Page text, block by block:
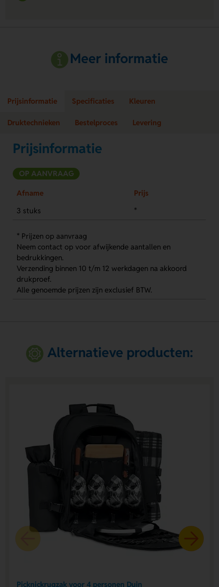
Meer informatie
Prijsinformatie Specificaties Kleuren
Druktechnieken Bestelproces Levering
Prijsinformatie
OP AANVRAAG
Afname
Prijs
3 stuks
*
* Prijzen op aanvraag
Neem contact op voor afwijkende aantallen en
bedrukkingen.
Verzending binnen 10 t/m 12 werkdagen na akkoord
drukproef.
Alle genoemde prijzen zijn exclusief BTW.
Alternatieve producten:
Picknickrugzak voor 4 personen Duin